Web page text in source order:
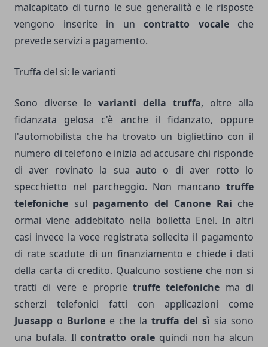
malcapitato di turno le sue generalità e le risposte
vengono inserite in un contratto vocaleche
prevede servizi a pagamento.
Truffa del sì: le varianti
Sono diverse le varianti della truffa, oltre alla
fidanzata gelosa c'è anche il fidanzato, oppure
l'automobilista che ha trovato un bigliettino con il
numero di telefono e inizia ad accusare chi risponde
di aver rovinato la sua auto o di aver rotto lo
specchietto nel parcheggio. Non mancano truffe
telefoniche sul pagamento del Canone Rai che
ormai viene addebitato nella bolletta Enel. In altri
casi invece la voce registrata sollecita il pagamento
di rate scadute di un finanziamento e chiede i dati
della carta di credito. Qualcuno sostiene che non si
tratti di vere e proprie truffe telefoniche ma di
scherzi telefonici fatti con applicazioni come
Juasapp o Burlone e che la truffa del sì sia sono
una bufala. Ilcontratto orale quindi non ha alcun